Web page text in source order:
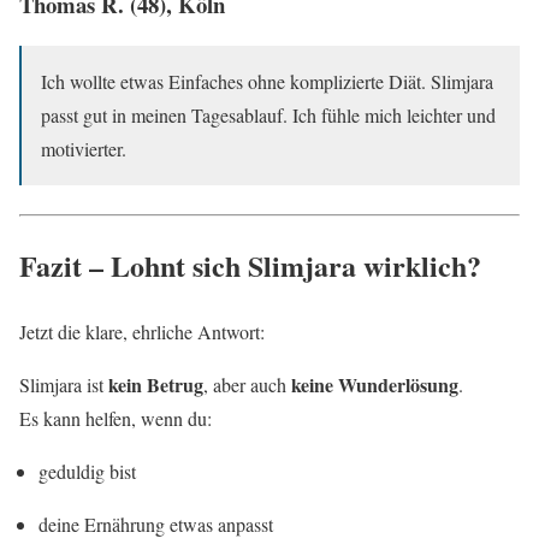
Ich wollte etwas Einfaches ohne komplizierte Diät. Slimjara
passt gut in meinen Tagesablauf. Ich fühle mich leichter und
motivierter.
Fazit – Lohnt sich Slimjara wirklich?
Jetzt die klare, ehrliche Antwort:
Slimjara istkein Betrug, aber auch keine Wunderlösung.
Es kann helfen, wenn du:
geduldig bist
deine Ernährung etwas anpasst